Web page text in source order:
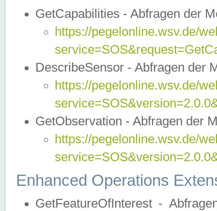
GetCapabilities - Abfragen der
https://pegelonline.wsv.de/
DescribeSensor - Abfragen der
https://pegelonline.wsv.de/
GetObservation - Abfragen der
https://pegelonline.wsv.de/
Enhanced Operations
GetFeatureOfInterest -